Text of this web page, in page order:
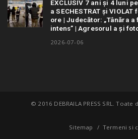
EXCLUSIV 7 ani și 4 luni
a SECHESTRAT și
ore | Judecător: „Tânăra
intens” | Agresorul a și
2026-07-06
© 2016 DEBRAILA PRESS SRL.
Sitemap Termeni si